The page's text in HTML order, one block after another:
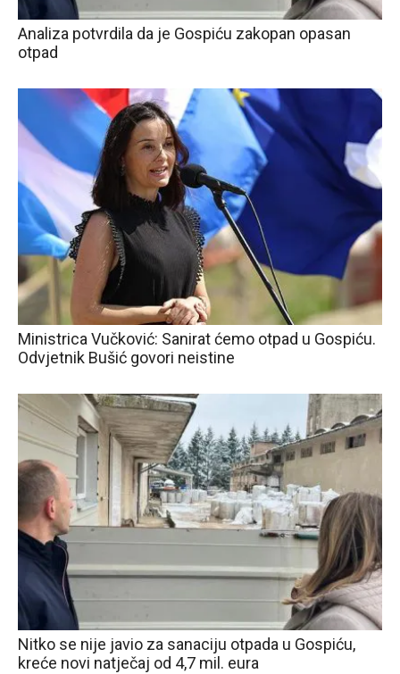
Analiza potvrdila da je Gospiću zakopan opasan
otpad
Ministrica Vučković: Sanirat ćemo otpad u Gospiću.
Odvjetnik Bušić govori neistine
Nitko se nije javio za sanaciju otpada u Gospiću,
kreće novi natječaj od 4,7 mil. eura